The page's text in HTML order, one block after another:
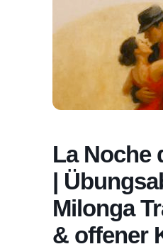
La Noche
|
Milonga
& offener